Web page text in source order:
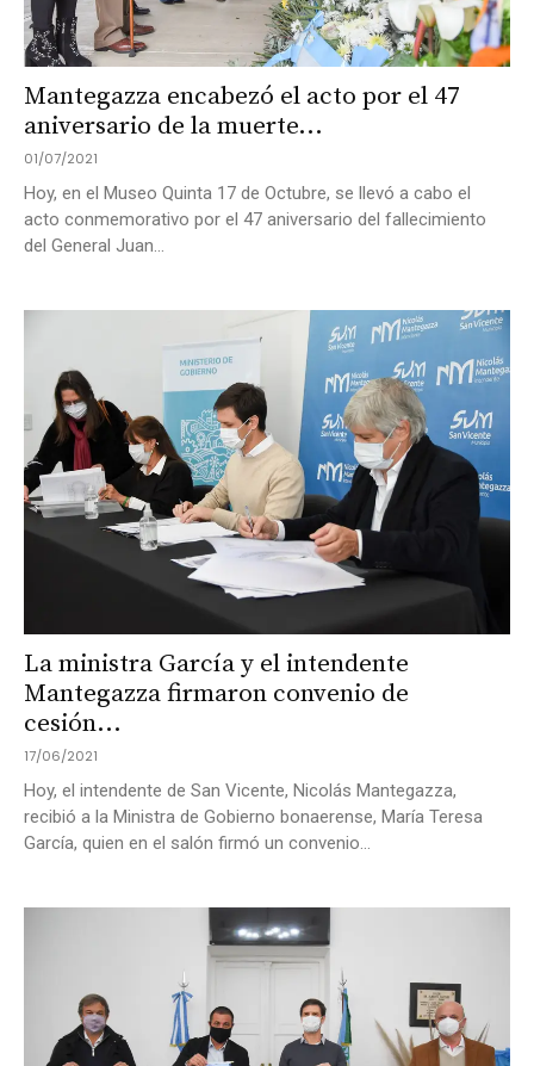
Mantegazza encabezó el acto por el 47
aniversario de la muerte...
01/07/2021
Hoy, en el Museo Quinta 17 de Octubre, se llevó a cabo el
acto conmemorativo por el 47 aniversario del fallecimiento
del General Juan...
La ministra García y el intendente
Mantegazza firmaron convenio de
cesión...
17/06/2021
Hoy, el intendente de San Vicente, Nicolás Mantegazza,
recibió a la Ministra de Gobierno bonaerense, María Teresa
García, quien en el salón firmó un convenio...